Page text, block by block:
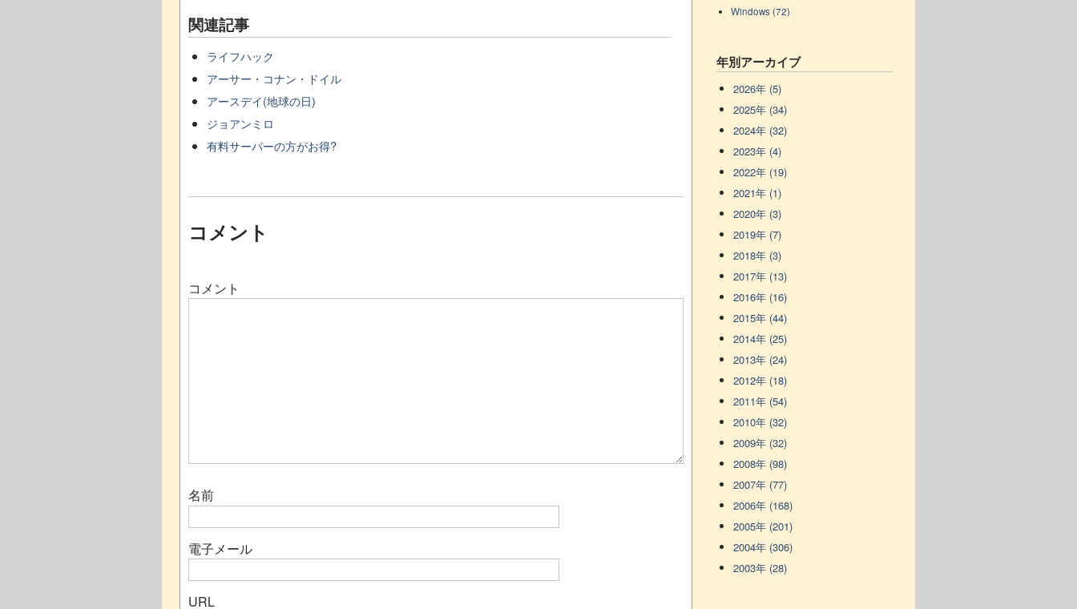
関連記事
ライフハック
アーサー・コナン・ドイル
アースデイ(地球の日)
ジョアンミロ
有料サーバーの方がお得?
コメント
コメント
名前
電子メール
URL
Windows (72)
年別アーカイブ
2026年 (5)
2025年 (34)
2024年 (32)
2023年 (4)
2022年 (19)
2021年 (1)
2020年 (3)
2019年 (7)
2018年 (3)
2017年 (13)
2016年 (16)
2015年 (44)
2014年 (25)
2013年 (24)
2012年 (18)
2011年 (54)
2010年 (32)
2009年 (32)
2008年 (98)
2007年 (77)
2006年 (168)
2005年 (201)
2004年 (306)
2003年 (28)